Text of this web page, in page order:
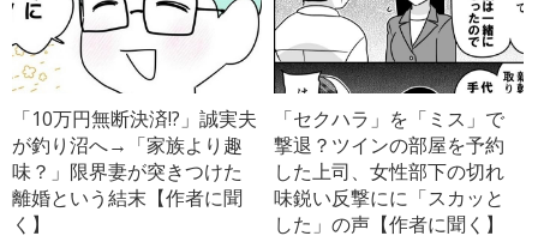
「10万円無断決済!?」誠実夫
が釣り沼へ→「家族より趣
味？」限界妻が突きつけた
離婚という結末【作者に聞
く】
「セクハラ」を「ミス」で
撃退？ツインの部屋を予約
した上司、女性部下の切れ
味鋭い反撃にに「スカッと
した」の声【作者に聞く】